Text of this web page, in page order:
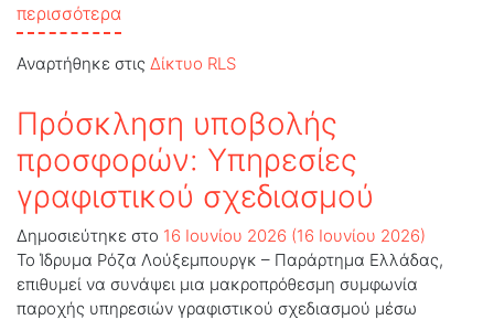
περισσότερα
Αναρτήθηκε στις Δίκτυο RLS
Πρόσκληση υποβολής
προσφορών: Υπηρεσίες
γραφιστικού σχεδιασμού
Δημοσιεύτηκε στο 16 Ιουνίου 2026 (16 Ιουνίου 2026)
Το Ίδρυμα Ρόζα Λούξεμπουργκ – Παράρτημα Ελλάδας,
επιθυμεί να συνάψει μια μακροπρόθεσμη συμφωνία
παροχής υπηρεσιών γραφιστικού σχεδιασμού μέσω